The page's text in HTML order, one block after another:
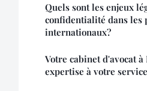
Quels sont les enjeux
confidentialité dans les
internationaux?
Votre cabinet d'avocat à
expertise à votre service